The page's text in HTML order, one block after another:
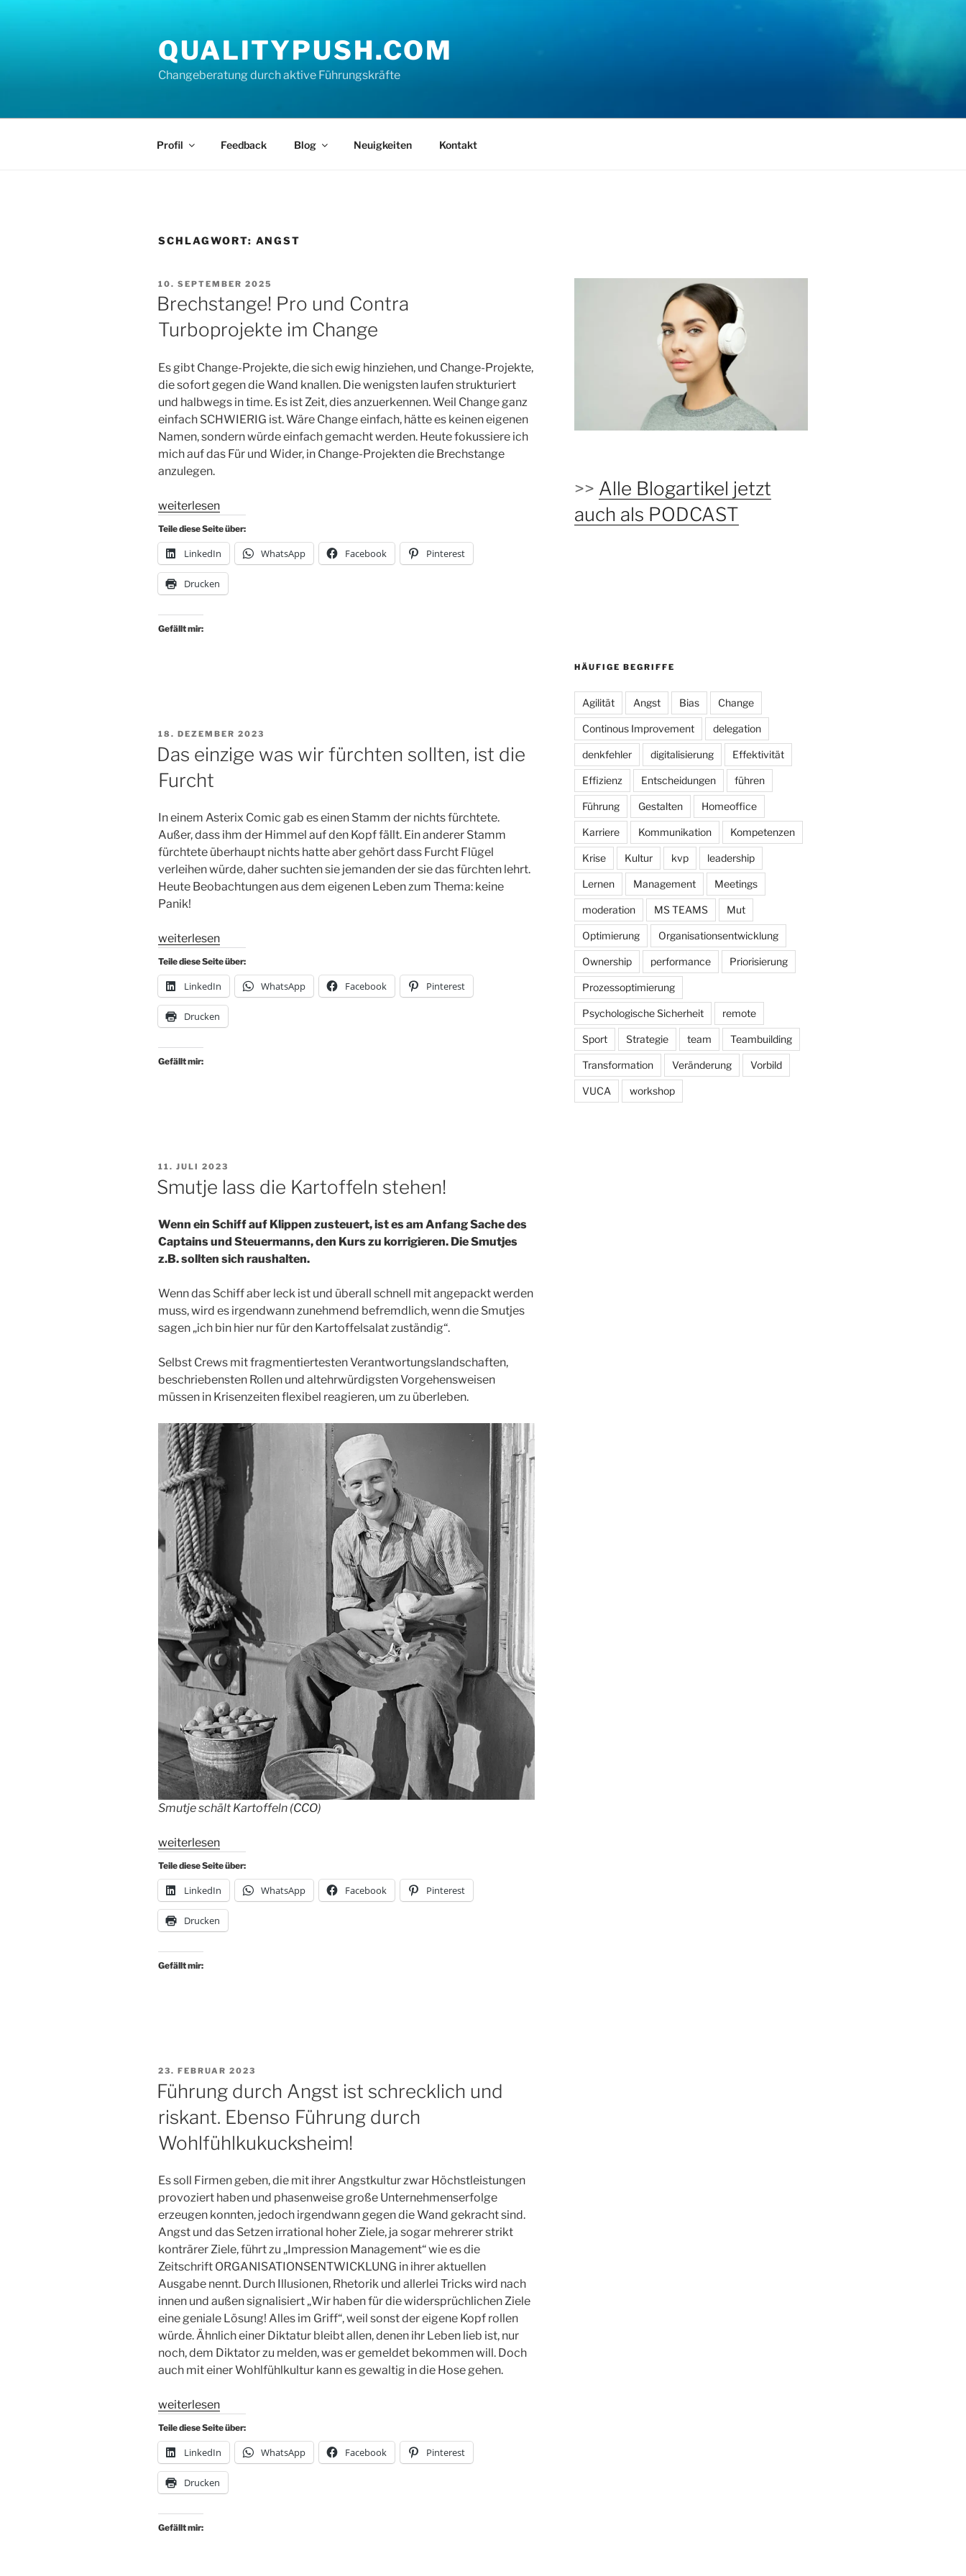
QUALITYPUSH.COM
Changeberatung durch aktive Führungskräfte
Profil Feedback Blog Neuigkeiten Kontakt
SCHLAGWORT: ANGST
VERÖFFENTLICHT
AM
10. SEPTEMBER 2025
Brechstange! Pro und Contra
Turboprojekte im Change
Es gibt Change-Projekte, die sich ewig hinziehen, und Change-Projekte,
die sofort gegen die Wand knallen. Die wenigsten laufen strukturiert
und halbwegs in time. Es ist Zeit, dies anzuerkennen. Weil Change ganz
einfach SCHWIERIG ist. Wäre Change einfach, hätte es keinen eigenen
Namen, sondern würde einfach gemacht werden. Heute fokussiere ich
mich auf das Für und Wider, in Change-Projekten die Brechstange
anzulegen.
„Brechstange!
und
Contra
Turboprojekte
im
weiterlesen
Teile diese Seite über:
LinkedIn WhatsApp Facebook Pinterest
Drucken
Gefällt mir:
VERÖFFENTLICHT
18. DEZEMBER 2023
Das einzige was wir fürchten sollten, ist die
Furcht
In einem Asterix Comic gab es einen Stamm der nichts fürchtete.
Außer, dass ihm der Himmel auf den Kopf fällt. Ein anderer Stamm
fürchtete überhaupt nichts hatte aber gehört dass Furcht Flügel
verleihen würde, daher suchten sie jemanden der sie das fürchten lehrt.
Heute Beobachtungen aus dem eigenen Leben zum Thema: keine
Panik!
„Das
einzige
was
wir
fürchten
sollten,
die
weiterlesen
Teile diese Seite über:
LinkedIn WhatsApp Facebook Pinterest
Drucken
Gefällt mir:
VERÖFFENTLICHT
AM
11. JULI 2023
Smutje lass die Kartoffeln stehen!
Wenn ein Schiff auf Klippen zusteuert, ist es am Anfang Sache des
Captains und Steuermanns, den Kurs zu korrigieren. Die Smutjes
z.B. sollten sich raushalten.
Wenn das Schiff aber leck ist und überall schnell mit angepackt werden
muss, wird es irgendwann zunehmend befremdlich, wenn die Smutjes
sagen „ich bin hier nur für den Kartoffelsalat zuständig“.
Selbst Crews mit fragmentiertesten Verantwortungslandschaften,
beschriebensten Rollen und altehrwürdigsten Vorgehensweisen
müssen in Krisenzeiten flexibel reagieren, um zu überleben.
Smutje schält Kartoffeln (CCO)
„Smutje
lass
die
Kartoffeln
stehen!“
weiterlesen
Teile diese Seite über:
LinkedIn WhatsApp Facebook Pinterest
Drucken
Gefällt mir:
VERÖFFENTLICHT
AM
23. FEBRUAR 2023
Führung durch Angst ist schrecklich und
riskant. Ebenso Führung durch
Wohlfühlkukucksheim!
Es soll Firmen geben, die mit ihrer Angstkultur zwar Höchstleistungen
provoziert haben und phasenweise große Unternehmenserfolge
erzeugen konnten, jedoch irgendwann gegen die Wand gekracht sind.
Angst und das Setzen irrational hoher Ziele, ja sogar mehrerer strikt
konträrer Ziele, führt zu „Impression Management“ wie es die
Zeitschrift ORGANISATIONSENTWICKLUNG in ihrer aktuellen
Ausgabe nennt. Durch Illusionen, Rhetorik und allerlei Tricks wird nach
innen und außen signalisiert „Wir haben für die widersprüchlichen Ziele
eine geniale Lösung! Alles im Griff“, weil sonst der eigene Kopf rollen
würde. Ähnlich einer Diktatur bleibt allen, denen ihr Leben lieb ist, nur
noch, dem Diktator zu melden, was er gemeldet bekommen will. Doch
auch mit einer Wohlfühlkultur kann es gewaltig in die Hose gehen.
„Führung
durch
Angst
ist
schrecklich
und
Ebenso
weiterlesen
Teile diese Seite über:
LinkedIn WhatsApp Facebook Pinterest
Drucken
Gefällt mir:
>> Alle Blogartikel jetzt
auch als PODCAST
HÄUFIGE BEGRIFFE
Agilität Angst Bias Change
Continous Improvement delegation
denkfehler digitalisierung Effektivität
Effizienz Entscheidungen führen
Führung Gestalten Homeoffice
Karriere Kommunikation Kompetenzen
Krise Kultur kvp leadership
Lernen Management Meetings
moderation MS TEAMS Mut
Optimierung Organisationsentwicklung
Ownership performance Priorisierung
Prozessoptimierung
Psychologische Sicherheit remote
Sport Strategie team Teambuilding
Transformation Veränderung Vorbild
VUCA workshop